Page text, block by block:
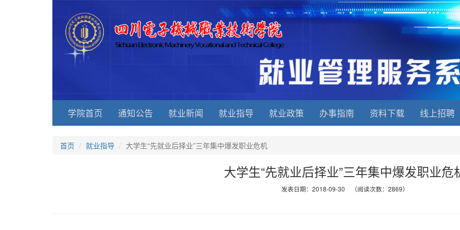
学院首页 通知公告 就业新闻 就业指导 就业政策 办事指南 资料下载 线上招聘
首页 就业指导 大学生“先就业后择业”三年集中爆发职业危机
大学生“先就业后择业”三年集中爆发职业危
发表日期：2018-09-30 （阅读次数：2869）